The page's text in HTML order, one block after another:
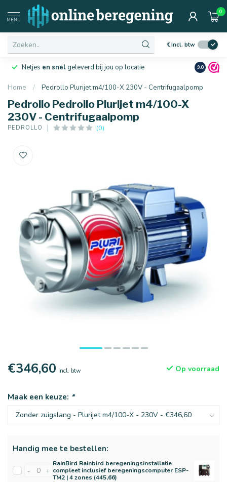
MENU
0
€Incl. btw
Netjes en snelgeleverd bij jou op locatie Ruim10
9.0
Home / Pedrollo Plurijet m4/100-X 230V - Centrifugaalpomp
Pedrollo Pedrollo Plurijet m4/100-X
230V - Centrifugaalpomp
PEDROLLO (0)
€346,60 Incl. btw Op voorraad
Maak een keuze: *
Handig mee te bestellen:
- +
RainBird Rainbird beregeningsinstallatie
compleet inclusief beregeningscomputer ESP-
TM2 | 4 zones (445,66)